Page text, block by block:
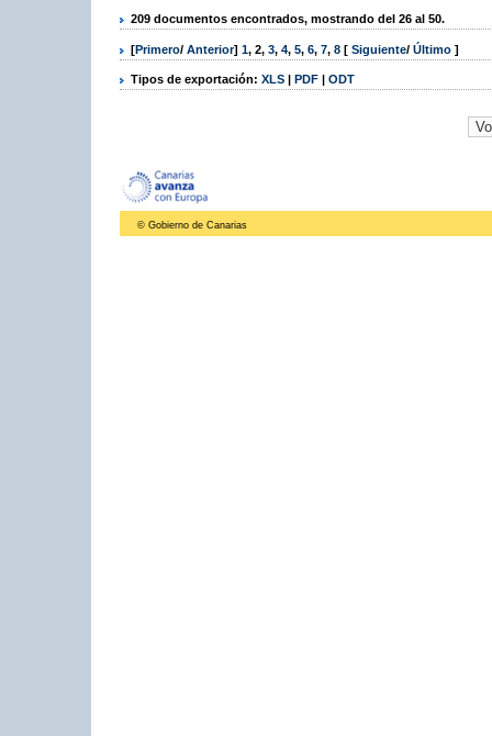
209 documentos encontrados, mostrando del 26 al 50.
[Primero/ Anterior] 1, 2, 3, 4, 5, 6, 7, 8 [ Siguiente/ Último ]
Tipos de exportación: XLS | PDF | ODT
© Gobierno de Canarias